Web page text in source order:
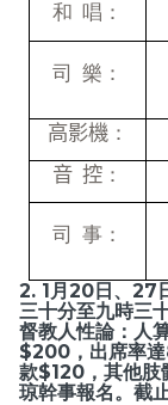
和 唱：
司 樂：
高影機：
音 控 ：
司 事：
2. 1月20日、27
三十分至九時三
督教人性論：人
$200，出席率
款$120，其他肢
琼幹事報名。截